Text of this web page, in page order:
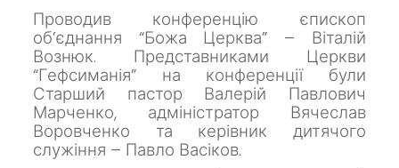
Проводив конференцію єпископ
об’єднання “Божа Церква” – Віталій
Вознюк. Представниками Церкви
“Гефсиманія” на конференції були
Старший пастор Валерій Павлович
Марченко, адміністратор Вячеслав
Воровченко та керівник дитячого
служіння – Павло Васіков.